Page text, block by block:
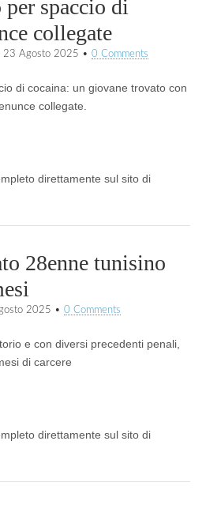
spaccio di
collegate
23 Agosto 2025 • 0 Comments
di cocaina: un giovane trovato con
collegate.
direttamente sul sito di
28enne tunisino
2025 • 0 Comments
e con diversi precedenti penali,
di carcere
direttamente sul sito di